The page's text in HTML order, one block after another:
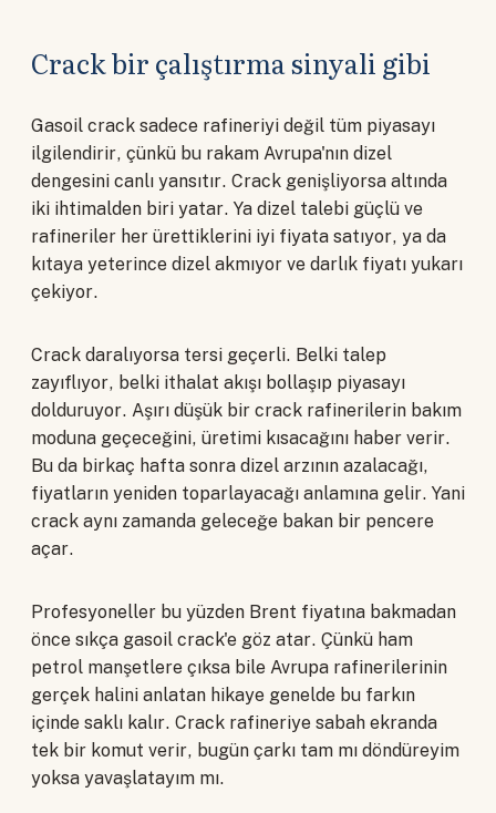
Crack bir çalıştırma sinyali gibi
Gasoil crack sadece rafineriyi değil tüm piyasayı
ilgilendirir, çünkü bu rakam Avrupa'nın dizel
dengesini canlı yansıtır. Crack genişliyorsa altında
iki ihtimalden biri yatar. Ya dizel talebi güçlü ve
rafineriler her ürettiklerini iyi fiyata satıyor, ya da
kıtaya yeterince dizel akmıyor ve darlık fiyatı yukarı
çekiyor.
Crack daralıyorsa tersi geçerli. Belki talep
zayıflıyor, belki ithalat akışı bollaşıp piyasayı
dolduruyor. Aşırı düşük bir crack rafinerilerin bakım
moduna geçeceğini, üretimi kısacağını haber verir.
Bu da birkaç hafta sonra dizel arzının azalacağı,
fiyatların yeniden toparlayacağı anlamına gelir. Yani
crack aynı zamanda geleceğe bakan bir pencere
açar.
Profesyoneller bu yüzden Brent fiyatına bakmadan
önce sıkça gasoil crack'e göz atar. Çünkü ham
petrol manşetlere çıksa bile Avrupa rafinerilerinin
gerçek halini anlatan hikaye genelde bu farkın
içinde saklı kalır. Crack rafineriye sabah ekranda
tek bir komut verir, bugün çarkı tam mı döndüreyim
yoksa yavaşlatayım mı.